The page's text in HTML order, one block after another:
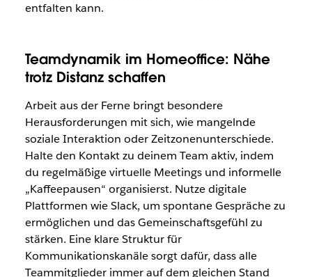
entfalten kann.
Teamdynamik im Homeoffice: Nähe
trotz Distanz schaffen
Arbeit aus der Ferne bringt besondere
Herausforderungen mit sich, wie mangelnde
soziale Interaktion oder Zeitzonenunterschiede.
Halte den Kontakt zu deinem Team aktiv, indem
du regelmäßige virtuelle Meetings und informelle
„Kaffeepausen“ organisierst. Nutze digitale
Plattformen wie Slack, um spontane Gespräche zu
ermöglichen und das Gemeinschaftsgefühl zu
stärken. Eine klare Struktur für
Kommunikationskanäle sorgt dafür, dass alle
Teammitglieder immer auf dem gleichen Stand